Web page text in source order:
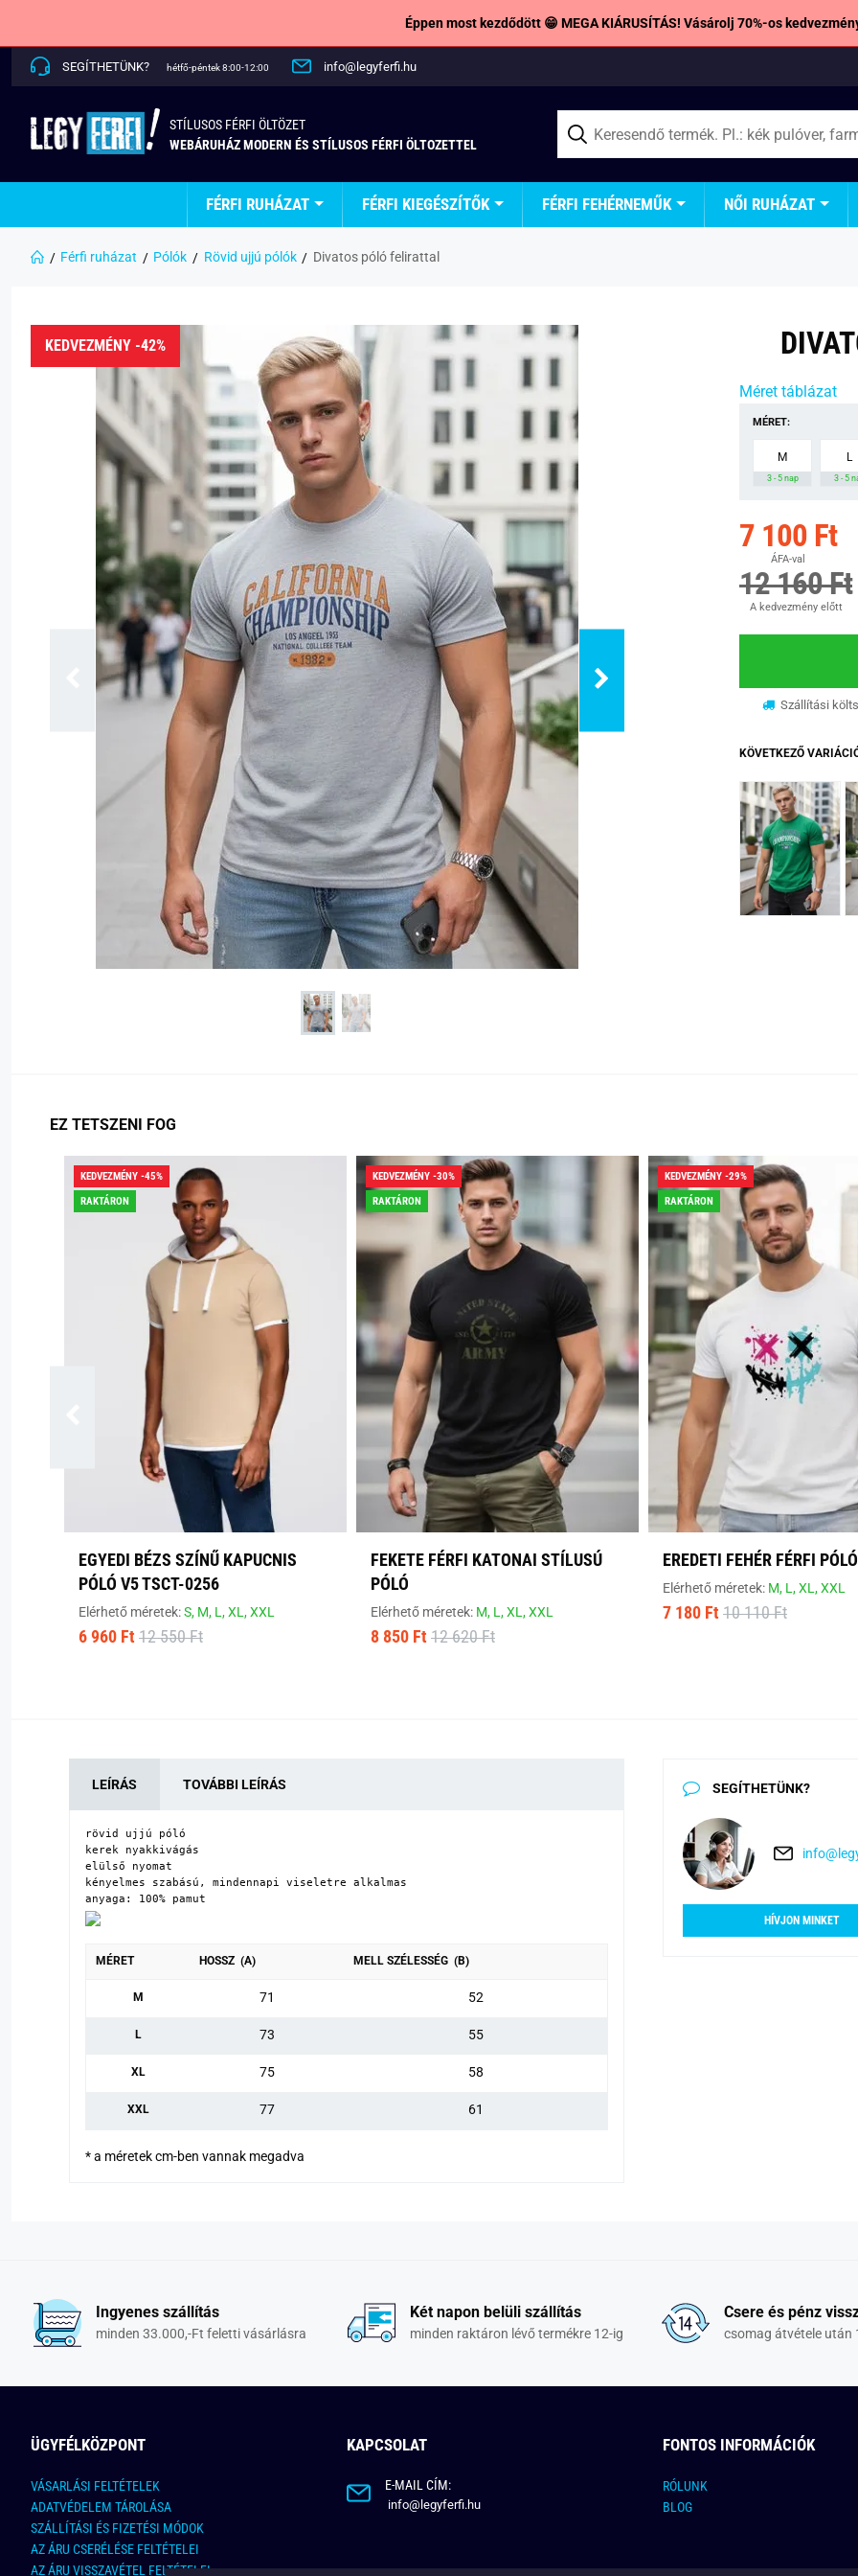
Éppen most kezdődött 😁 MEGA KIÁRUSÍTÁS! Vásárolj 70%-os
SEGÍTHETÜNK? hétfő-péntek 8:00-12:00 info@legyferfi.hu
STÍLUSOS FÉRFI ÖLTÖZET
WEBÁRUHÁZ MODERN ÉS STÍLUSOS FÉRFI ÖLTOZETTEL
FÉRFI RUHÁZAT FÉRFI KIEGÉSZÍTŐK FÉRFI FEHÉRNEMŰK NŐI RUHÁZAT
Férfi ruházat Pólók Rövid ujjú pólók Divatos póló felirattal
KEDVEZMÉNY -42%
Méret táblázat
MÉRET:
M
3 - 5 nap
L
3 - 5
7 100 Ft
ÁFA-val
12 160 Ft
A kedvezmény előtt
Szállítási
KÖVETKEZŐ
EZ TETSZENI FOG
KEDVEZMÉNY -45%
RAKTÁRON
EGYEDI BÉZS SZÍNŰ KAPUCNIS
PÓLÓ V5 TSCT-0256
Elérhető méretek:S, M, L,XL,XXL
6 960 Ft 12 550 Ft
KEDVEZMÉNY -30%
RAKTÁRON
FEKETE FÉRFI KATONAI STÍLUSÚ
PÓLÓ
Elérhető méretek: M, L,XL,XXL
8 850 Ft 12 620 Ft
KEDVEZMÉNY -29%
RAKTÁRON
EREDETI FEHÉR FÉRFI PÓLÓ
Elérhető méretek: M, L,XL,XXL
7 180 Ft 10 110 Ft
LEÍRÁS TOVÁBBI LEÍRÁS
rövid ujjú póló
kerek nyakkivágás
elülső nyomat
kényelmes szabású, mindennapi viseletre alkalmas
anyaga: 100% pamut
MÉRET HOSSZ (A) MELL SZÉLESSÉG (B)
M 71 52
L 73 55
XL 75 58
XXL 77 61
* a méretek cm-ben vannak megadva
SEGÍTHETÜNK?
HÍVJON MINKET
Ingyenes szállítás
minden 33.000,-Ft feletti vásárlásra
Két napon belüli szállítás
minden raktáron lévő termékre 12-ig
Csere és pénz
csomag átvétele után
ÜGYFÉLKÖZPONT
VÁSARLÁSI FELTÉTELEK
ADATVÉDELEM TÁROLÁSA
SZÁLLÍTÁSI ÉS FIZETÉSI MÓDOK
AZ ÁRU CSERÉLÉSE FELTÉTELEI
AZ ÁRU VISSZAVÉTEL FELTÉTELEI
KAPCSOLAT
E-MAIL CÍM:
info@legyferfi.hu
FONTOS INFORMÁCIÓK
RÓLUNK
BLOG